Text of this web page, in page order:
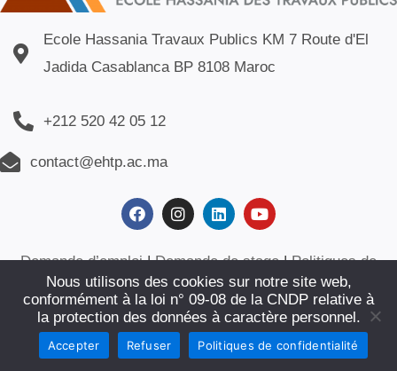
Ecole Hassania Travaux Publics KM 7 Route d'El
Jadida Casablanca BP 8108 Maroc
+212 520 42 05 12
contact@ehtp.ac.ma
Demande d’emploi|Demande de stage|Politiques de
confidentialité|Plan du site|Contact
© ECOLE HASSANIA DES TRAVAUX PUBLICS. SITE WEB
CRÉÉ PAR :AFOULKI INTERNATIONAL
Nous utilisons des cookies sur notre site web,
conformément à la loi n° 09-08 de la CNDP relative à
la protection des données à caractère personnel.
Accepter Refuser Politiques de confidentialité